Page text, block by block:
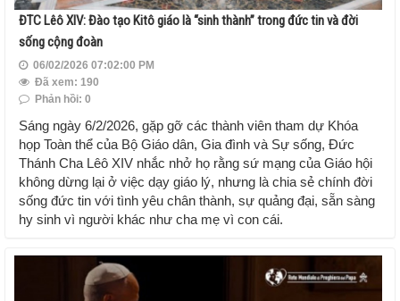
ĐTC Lêô XIV: Đào tạo Kitô giáo là “sinh thành” trong đức tin và đời
sống cộng đoàn
06/02/2026 07:02:00 PM
Đã xem: 190
Phản hồi: 0
Sáng ngày 6/2/2026, gặp gỡ các thành viên tham dự Khóa
họp Toàn thể của Bộ Giáo dân, Gia đình và Sự sống, Đức
Thánh Cha Lêô XIV nhắc nhở họ rằng sứ mạng của Giáo hội
không dừng lại ở việc dạy giáo lý, nhưng là chia sẻ chính đời
sống đức tin với tình yêu chân thành, sự quảng đại, sẵn sàng
hy sinh vì người khác như cha mẹ vì con cái.